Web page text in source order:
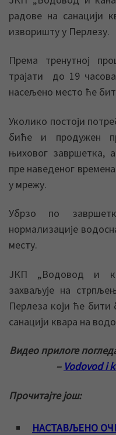
радове на санацији
изворишту у Перлезу.
Према тренутној
трајати до 19
насељено место ће
Уколико постоји
биће и продужен
њиховог завршетка,
пре наведеног
у мрежу.
Убрзо по
нормализације
месту.
ЈКП „Водовод и
захваљује на
Перлеза који ће бити
санацији квара на
Видео прилоге
– Vodovod i
Прочитајте још:
НАСТАВЉЕНО